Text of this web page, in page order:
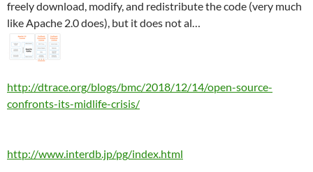
freely download, modify, and redistribute the code (very much
like Apache 2.0 does), but it does not al…
http://dtrace.org/blogs/bmc/2018/12/14/open-source-
confronts-its-midlife-crisis/
http://www.interdb.jp/pg/index.html